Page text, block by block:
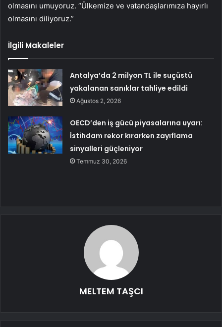
olmasını umuyoruz. “Ülkemize ve vatandaşlarımıza hayırlı
olmasını diliyoruz.”
İlgili Makaleler
Antalya’da 2 milyon TL ile suçüstü
yakalanan sanıklar tahliye edildi
Ağustos 2, 2026
OECD’den iş gücü piyasalarına uyarı:
İstihdam rekor kırarken zayıflama
sinyalleri güçleniyor
Temmuz 30, 2026
MELTEM TAŞCI